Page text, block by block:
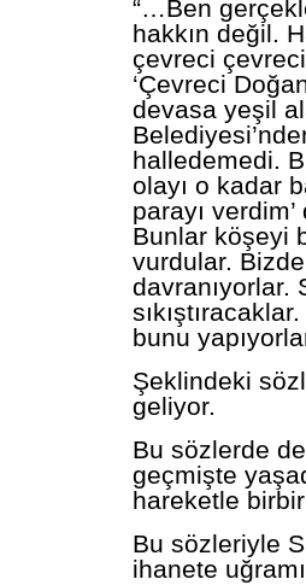
“…Ben
hakkın değil.
çevreci
‘Çevreci
devasa yeşil
halledemedi.
olayı o kadar
parayı
Bunlar köşeyi
vurdular.
davranıyorlar.
bunu
Şeklindeki
geliyor.
Bu sözlerde
geçmişte
hareketle
Bu sözleriyle
ihanete